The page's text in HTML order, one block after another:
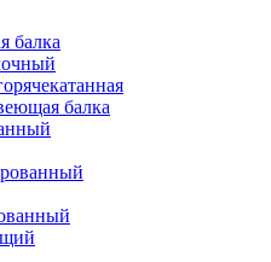
балка
балка